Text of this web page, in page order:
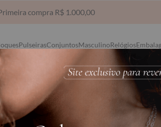
Sedex para compras acima de R$ 1.500,00
PulseirasConjuntosMasculinoRelógios